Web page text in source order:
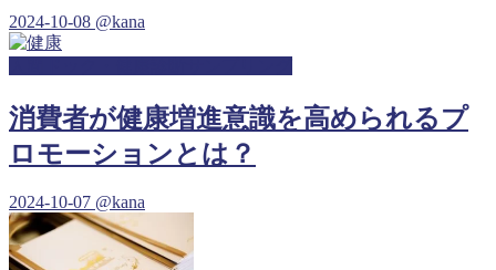
2024-10-08 @kana
消費者が健康増進意識を高められるプ
ロモーションとは？
2024-10-07 @kana